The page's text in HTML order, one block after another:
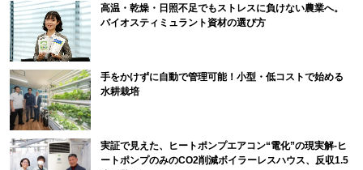
高温・乾燥・日照不足でもストレスに負けない農業へ。
バイオスティミュラント資材の選び方
手をかけずに自動で管理可能！小型・低コストで始める
水耕栽培
実証で見えた、ヒートポンプエアコン“電化”の現実解-ヒ
ートポンプのみのCO2削減ボイラーレスハウス、反収1.5